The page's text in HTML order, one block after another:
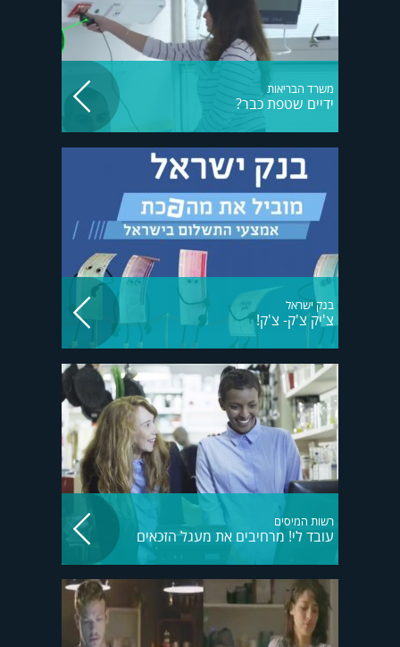
משרד הבריאות
ידיים שטפת כבר?
בנק ישראל
צ'יק צ'ק- צ'ק!
רשות המיסים
עובד לי! מרחיבים את מעגל הזכאים